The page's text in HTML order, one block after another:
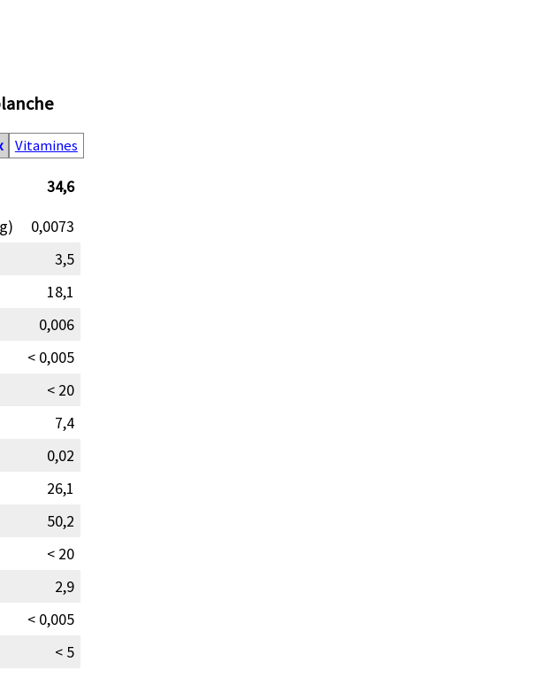
Vitamines
34,6
0,0073
3,5
18,1
0,006
< 0,005
< 20
7,4
0,02
26,1
50,2
< 20
2,9
< 0,005
< 5